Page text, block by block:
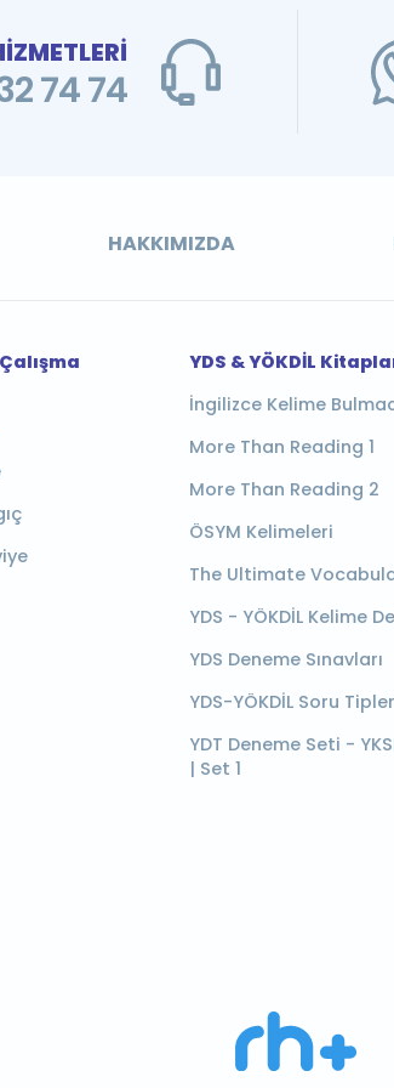
74 74
HAKKIMIZDA
YDS & YÖKDİL
İngilizce Kelime
More Than Reading 1
More Than Reading 2
ÖSYM Kelimeleri
The Ultimate
YDS - YÖKDİL Kelime
YDS Deneme Sınavları
YDS-YÖKDİL Soru
YDT Deneme Seti -
| Set 1